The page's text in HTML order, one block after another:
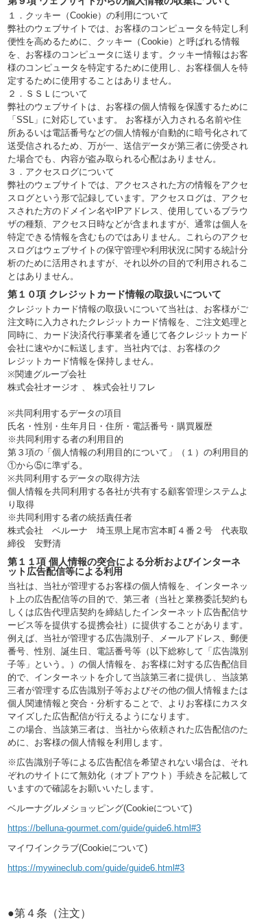
１．クッキー（Cookie）の利用について
弊社のウェブサイトでは、お客様のコンピュータを特定し利
便性を高めるために、クッキー（Cookie）と呼ばれる情報
を、お客様のコンピュータに送ります。クッキー情報はお客
様のコンピュータを特定するために使用し、お客様個人を特
定するために使用することはありません。
２．ＳＳＬについて
弊社のウェブサイトは、お客様の個人情報を保護するために
「SSL」に対応しています。 お客様が入力される名前や住
所あるいは電話番号などの個人情報が自動的に暗号化されて
送受信されるため、万が一、送信データが第三者に傍受され
た場合でも、内容が盗み取られる心配はありません。
３．アクセスログについて
弊社のウェブサイトでは、アクセスされた方の情報をアクセ
スログという形で記録しています。アクセスログは、アクセ
スされた方のドメイン名やIPアドレス、使用しているブラウ
ザの種類、アクセス日時などが含まれますが、通常は個人を
特定できる情報を含むものではありません。これらのアクセ
スログはウェブサイトの保守管理や利用状況に関する統計分
析のために活用されますが、それ以外の目的で利用されるこ
とはありません。
第１０項 クレジットカード情報の取扱いについて
クレジットカード情報の取扱いについて当社は、お客様がご
注文時に入力されたクレジットカード情報を、ご注文処理と
同時に、カード決済代行事業者を通じて各クレジットカード
会社に速やかに転送します。当社内では、お客様のク
レジットカード情報を保持しません。
※関連グループ会社
株式会社オージオ 、 株式会社リフレ
※共同利用するデータの項目
氏名・性別・生年月日・住所・電話番号・購買履歴
※共同利用する者の利用目的
第３項の「個人情報の利用目的について」（１）の利用目的
①から⑤に準ずる。
※共同利用するデータの取得方法
個人情報を共同利用する各社が共有する顧客管理システムよ
り取得
※共同利用する者の統括責任者
株式会社 ベルーナ 埼玉県上尾市宮本町４番２号 代表取
締役 安野清
第１１項 個人情報の突合による分析およびインターネ
ット広告配信等による利用
当社は、当社が管理するお客様の個人情報を、インターネッ
ト上の広告配信等の目的で、第三者（当社と業務委託契約も
しくは広告代理店契約を締結したインターネット広告配信サ
ービス等を提供する提携会社）に提供することがあります。
例えば、当社が管理する広告識別子、メールアドレス、郵便
番号、性別、誕生日、電話番号等（以下総称して「広告識別
子等」という。）の個人情報を、お客様に対する広告配信目
的で、インターネットを介して当該第三者に提供し、当該第
三者が管理する広告識別子等およびその他の個人情報または
個人関連情報と突合・分析することで、よりお客様にカスタ
マイズした広告配信が行えるようになります。
この場合、当該第三者は、当社から依頼された広告配信のた
めに、お客様の個人情報を利用します。
※広告識別子等による広告配信を希望されない場合は、それ
ぞれのサイトにて無効化（オプトアウト）手続きを記載して
いますので確認をお願いいたします。
ベルーナグルメショッピング(Cookieについて)
https://belluna-gourmet.com/guide/guide6.html#3
マイワインクラブ(Cookieについて)
https://mywineclub.com/guide/guide6.html#3
●第４条（注文）